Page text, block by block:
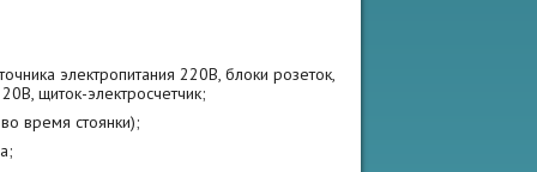
электропитания 220В, блоки розеток,
щиток-электросчетчик;
время стоянки);